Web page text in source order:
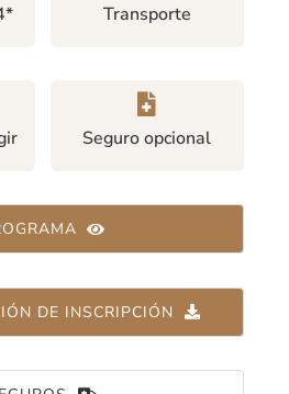
Transporte
Seguro opcional
DE INSCRIPCIÓN